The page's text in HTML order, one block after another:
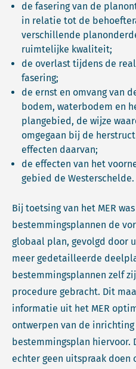
de fasering van de
in relatie tot de
verschillende
ruimtelijke kwaliteit;
de overlast tijdens de
fasering;
de ernst en omvang van
bodem, waterbodem en
plangebied, de wijze
omgegaan bij de
effecten daarvan;
de effecten van het
gebied de Westerschelde.
Bij toetsing van het MER
bestemmingsplannen de
globaal plan, gevolgd door
meer gedetailleerde
bestemmingsplannen zelf
procedure gebracht. Dit
informatie uit het MER
ontwerpen van de
bestemmingsplan hiervoor.
echter geen uitspraak